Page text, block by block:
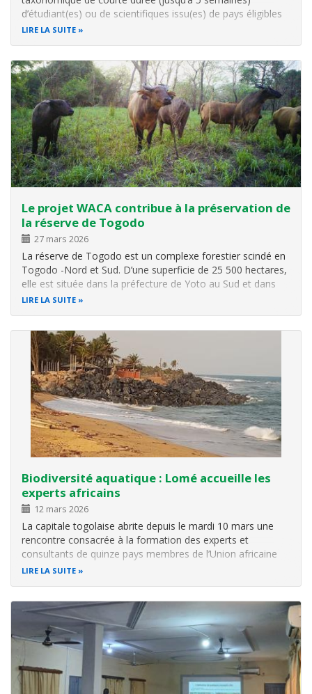
d’étudiant(es) ou de scientifiques issu(es) de pays éligibles
dans un centre belge d’expertise taxonomique. Date limite
LIRE LA SUITE
Le projet WACA contribue à la préservation de
la réserve de Togodo
27 mars 2026
La réserve de Togodo est un complexe forestier scindé en
Togodo -Nord et Sud. D’une superficie de 25 500 hectares,
elle est située dans la préfecture de Yoto au Sud et dans
celle de Haho au Nord. Elle est entourée de plusieurs
LIRE LA SUITE
Biodiversité aquatique : Lomé accueille les
experts africains
12 mars 2026
La capitale togolaise abrite depuis le mardi 10 mars une
rencontre consacrée à la formation des experts et
consultants de quinze pays membres de l’Union africaine
sur les instruments internationaux relatifs à la conservation
LIRE LA SUITE